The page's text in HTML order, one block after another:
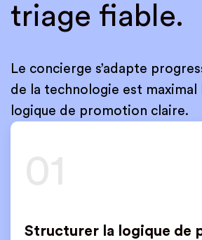
triage fiable.
Le concierge s’adapte
de la technologie est maximal
logique de promotion claire.
Structurer la logique de